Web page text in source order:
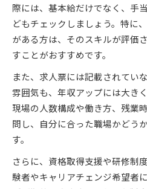
際には、基本給だけでなく、手
どもチェックしましょう。特に
がある方は、そのスキルが評価
すことがおすすめです。
また、求人票には記載されてい
雰囲気も、年収アップには大き
現場の人数構成や働き方、残業
問し、自分に合った職場かどう
す。
さらに、資格取得支援や研修制
験者やキャリアチェンジ希望者